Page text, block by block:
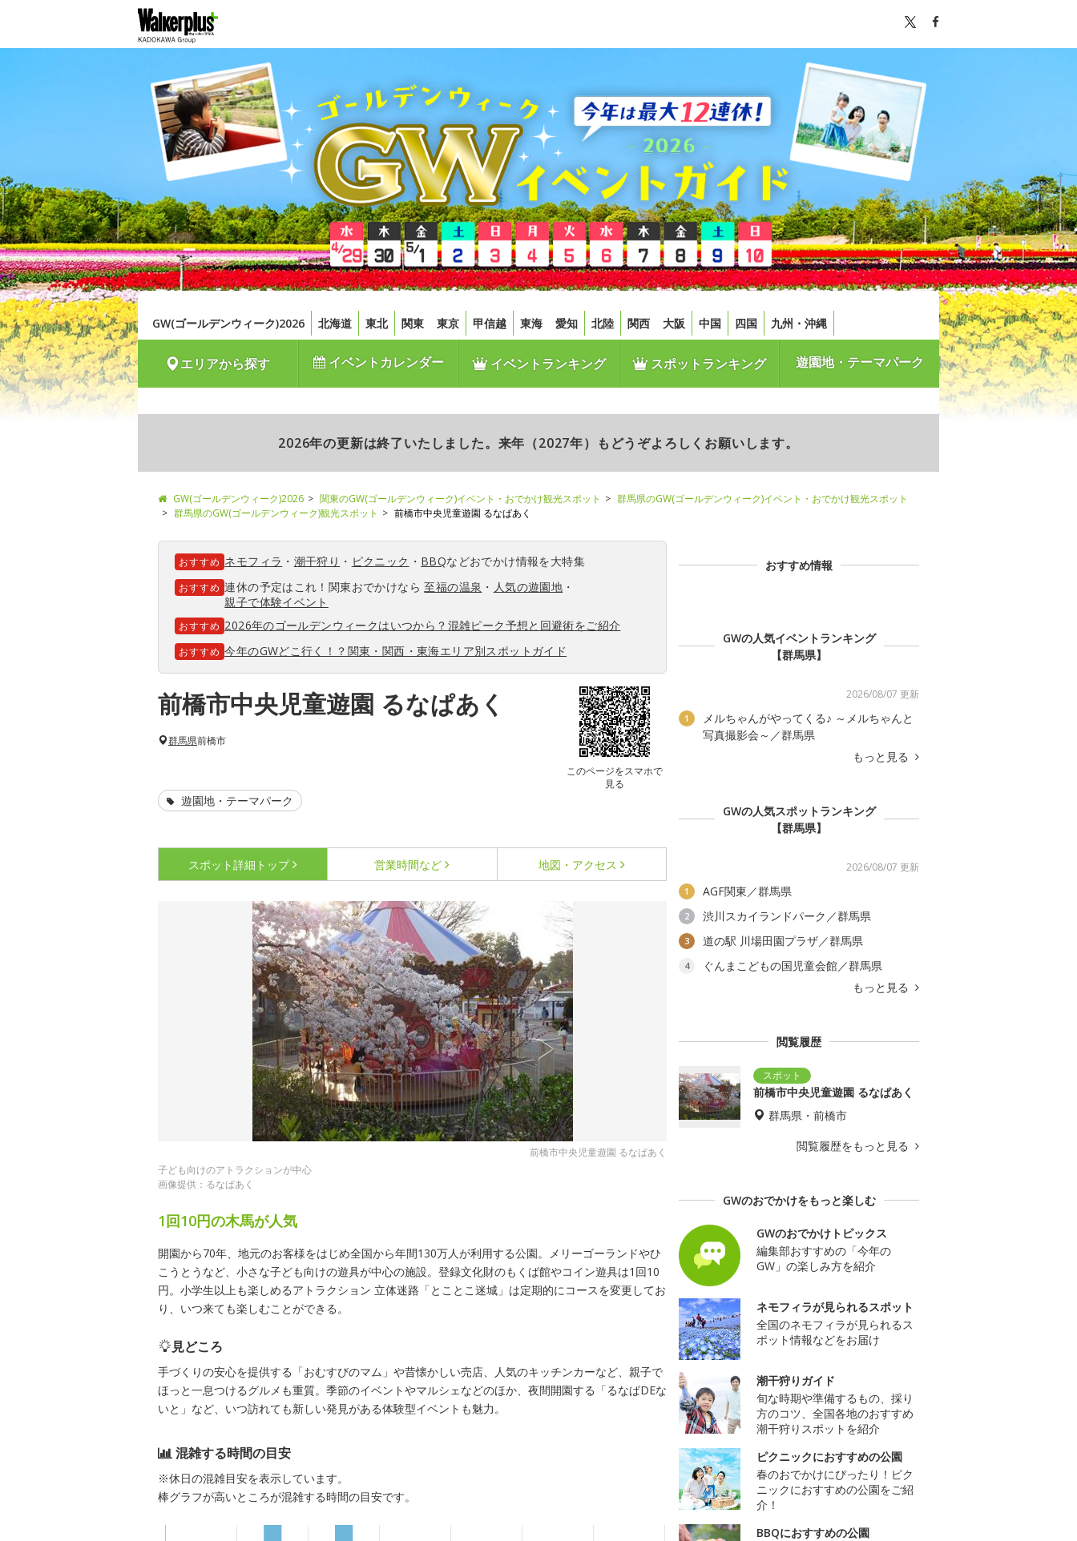
GW(ゴールデンウィーク)2026 北海道 東北 関東 東京 甲信越 東海 愛知 北陸 関西 大阪 中国 四国 九州・沖縄
エリアから探す イベントカレンダー イベントランキング スポットランキング 遊園地・テーマパーク
2026年の更新は終了いたしました。来年（2027年）もどうぞよろしくお願いします。
GW(ゴールデンウィーク)2026 関東のGW(ゴールデンウィーク)イベント・おでかけ観光スポット
群馬県のGW(ゴールデンウィーク)イベント・おでかけ観光スポット
群馬県のGW(ゴールデンウィーク)観光スポット
前橋市中央児童遊園 るなぱあく
おすすめ ネモフィラ ・ 潮干狩り ・ ピクニック ・ BBQなどおでかけ情報を大特集
おすすめ 連休の予定はこれ！関東おでかけなら至福の温泉 ・ 人気の遊園地 ・
親子で体験イベント
おすすめ 2026年のゴールデンウィークはいつから？混雑ピーク予想と回避術をご紹介
おすすめ 今年のGWどこ行く！？関東・関西・東海エリア別スポットガイド
前橋市中央児童遊園 るなぱあく
このページをスマホで
見る
群馬県前橋市
遊園地・テーマパーク
スポット詳細 トップ 営業時間など 地図・アクセス
前橋市中央児童遊園 るなぱあく
子ども向けのアトラクションが中心
画像提供：るなぱあく
1回10円の木馬が人気
開園から70年、地元のお客様をはじめ全国から年間130万人が利用する公園。メリーゴーランドやひ
こうとうなど、小さな子ども向けの遊具が中心の施設。登録文化財のもくば館やコイン遊具は1回10
円。小学生以上も楽しめるアトラクション 立体迷路「とことこ迷城」は定期的にコースを変更してお
り、いつ来ても楽しむことができる。
見どころ
手づくりの安心を提供する「おむすびのマム」や昔懐かしい売店、人気のキッチンカーなど、親子で
ほっと一息つけるグルメも重質。季節のイベントやマルシェなどのほか、夜間開園する「るなぱDEな
いと」など、いつ訪れても新しい発見がある体験型イベントも魅力。
混雑する時間の目安
※休日の混雑目安を表示しています。
棒グラフが高いところが混雑する時間の目安です。
おすすめ情報
GWの人気イベントランキング
【群馬県】
2026/08/07 更新
1
メルちゃんがやってくる♪ ～メルちゃんと
写真撮影会～／群馬県
もっと見る
GWの人気スポットランキング
【群馬県】
2026/08/07 更新
1 AGF関東／群馬県
2 渋川スカイランドパーク／群馬県
3 道の駅 川場田園プラザ／群馬県
4
ぐんまこどもの国児童会館／群馬県
もっと見る
閲覧履歴
前橋市中央児童遊園 るなぱあく
群馬県・前橋市
閲覧履歴をもっと見る
GWのおでかけをもっと楽しむ
GWのおでかけトピックス
編集部おすすめの「今年の
GW」の楽しみ方を紹介
ネモフィラが見られるスポット
全国のネモフィラが見られるス
ポット情報などをお届け
潮干狩りガイド
旬な時期や準備するもの、採り
方のコツ、全国各地のおすすめ
潮干狩りスポットを紹介
ピクニックにおすすめの公園
春のおでかけにぴったり！ピク
ニックにおすすめの公園をご紹
介！
BBQにおすすめの公園